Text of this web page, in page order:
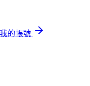
我的帳號